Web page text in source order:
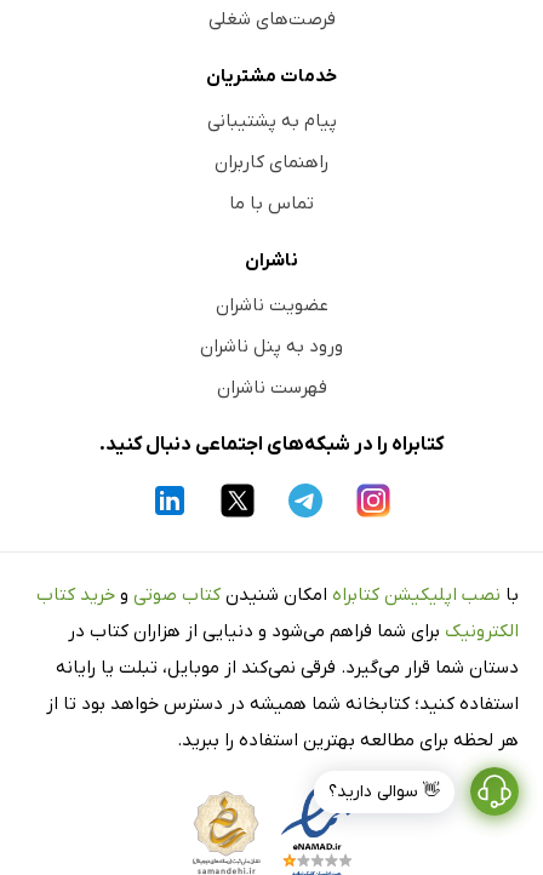
👋 سوالی دارید؟
فرصت‌های شغلی
خدمات مشتریان
پیام به پشتیبانی
راهنمای کاربران
تماس با ما
ناشران
عضویت ناشران
ورود به پنل ناشران
فهرست ناشران
کتابراه را در شبکه‌های اجتماعی دنبال کنید.
با نصب اپلیکیشن کتابراه امکان شنیدن کتاب صوتی و خرید کتاب
الکترونیک برای شما فراهم می‌شود و دنیایی از هزاران کتاب در
دستان شما قرار می‌گیرد. فرقی نمی‌کند از موبایل، تبلت یا رایانه
استفاده کنید؛ کتابخانه شما همیشه در دسترس خواهد بود تا از
هر لحظه برای مطالعه بهترین استفاده را ببرید.